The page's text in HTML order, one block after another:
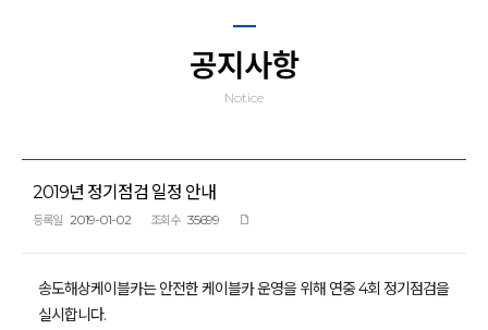
공지사항
Notice
2019년 정기점검 일정 안내
등록일 2019-01-02 조회수 35699
송도해상케이블카는 안전한 케이블카 운영을 위해 연중 4회 정기점검을
실시합니다.